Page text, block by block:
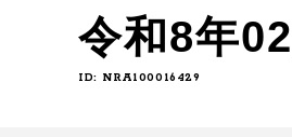
令和8年
ID: NRA100016429